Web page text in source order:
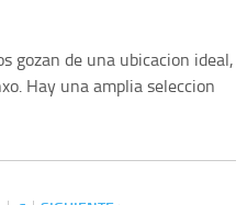
gozan de una ubicacion ideal,
Hay una amplia seleccion